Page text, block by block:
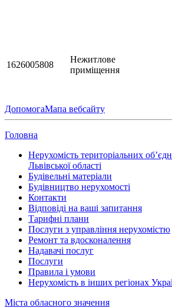
1626005808
Нежитлове
приміщення
ДопомогаМапа вебсайту
Головна
Нерухомість територіальних
Львівської області
Будівельні матеріали
Будівництво нерухомості
Контакти
Відповіді на ваші запитання
Тарифні плани
Послуги з управління нерухомістю
Ремонт та вдосконалення
Надавачі послуг
Послуги
Правила і умови
Нерухомість в інших регіонах
Міста обласного значення